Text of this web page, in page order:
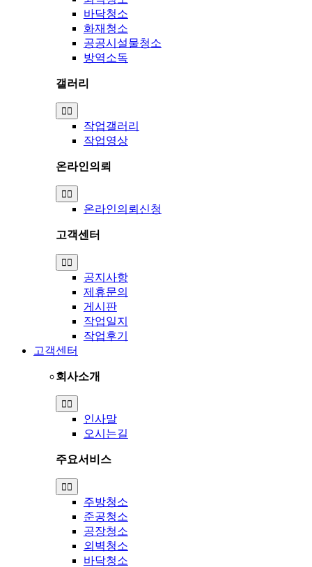
바닥청소
화재청소
공공시설물청소
방역소독
갤러리
Toggle
Navigation
작업갤러리
작업영상
온라인의뢰
Toggle
Navigation
온라인의뢰신청
고객센터
Toggle
Navigation
공지사항
제휴문의
게시판
작업일지
작업후기
고객센터
회사소개
Toggle
Navigation
인사말
오시는길
주요서비스
Toggle
Navigation
주방청소
준공청소
공장청소
외벽청소
바닥청소